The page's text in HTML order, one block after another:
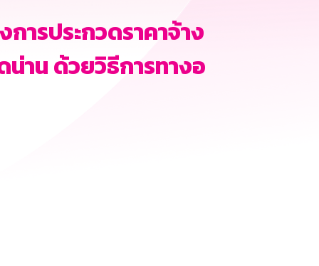
การประกวดราคาจ้าง
าน ด้วยวิธีการทางอ